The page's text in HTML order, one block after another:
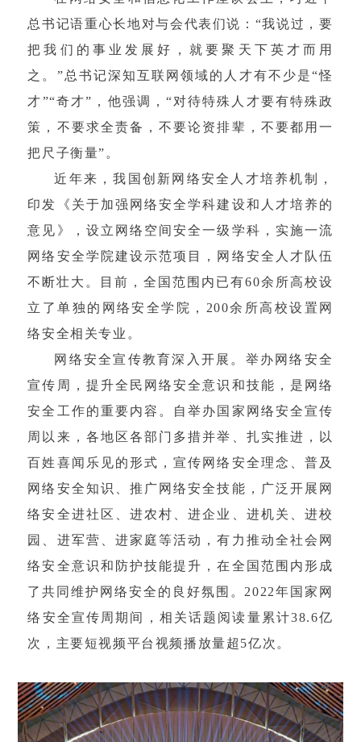
总书记语重心长地对与会代表们说：“我说过，要
把我们的事业发展好，就要聚天下英才而用
之。”总书记深知互联网领域的人才有不少是“怪
才”“奇才”，他强调，“对待特殊人才要有特殊政
策，不要求全责备，不要论资排辈，不要都用一
把尺子衡量”。
近年来，我国创新网络安全人才培养机制，
印发《关于加强网络安全学科建设和人才培养的
意见》，设立网络空间安全一级学科，实施一流
网络安全学院建设示范项目，网络安全人才队伍
不断壮大。目前，全国范围内已有60余所高校设
立了单独的网络安全学院，200余所高校设置网
络安全相关专业。
网络安全宣传教育深入开展。举办网络安全
宣传周，提升全民网络安全意识和技能，是网络
安全工作的重要内容。自举办国家网络安全宣传
周以来，各地区各部门多措并举、扎实推进，以
百姓喜闻乐见的形式，宣传网络安全理念、普及
网络安全知识、推广网络安全技能，广泛开展网
络安全进社区、进农村、进企业、进机关、进校
园、进军营、进家庭等活动，有力推动全社会网
络安全意识和防护技能提升，在全国范围内形成
了共同维护网络安全的良好氛围。2022年国家网
络安全宣传周期间，相关话题阅读量累计38.6亿
次，主要短视频平台视频播放量超5亿次。